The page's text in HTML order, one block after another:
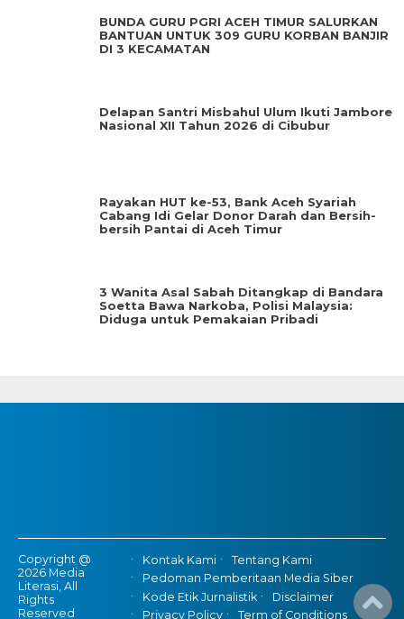
BUNDA GURU PGRI ACEH TIMUR SALURKAN
BANTUAN UNTUK 309 GURU KORBAN BANJIR
DI 3 KECAMATAN
Delapan Santri Misbahul Ulum Ikuti Jambore
Nasional XII Tahun 2026 di Cibubur
Rayakan HUT ke-53, Bank Aceh Syariah
Cabang Idi Gelar Donor Darah dan Bersih-
bersih Pantai di Aceh Timur
3 Wanita Asal Sabah Ditangkap di Bandara
Soetta Bawa Narkoba, Polisi Malaysia:
Diduga untuk Pemakaian Pribadi
Copyright @
2026 Media
Literasi, All
Rights
Reserved
Kontak Kami
Tentang Kami
Pedoman Pemberitaan Media Siber
Kode Etik Jurnalistik
Disclaimer
Privacy Policy
Term of Conditions